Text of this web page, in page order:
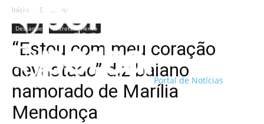
Portal de Notícias
Início Destaque
Destaque Entretenimento
“Estou com meu coração
devastado” diz baiano
namorado de Marília
Mendonça